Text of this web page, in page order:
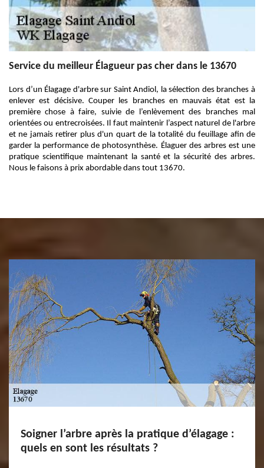
Service du meilleur Élagueur pas cher dans le 13670
Lors d’un Élagage d'arbre sur Saint Andiol, la sélection des branches à
enlever est décisive. Couper les branches en mauvais état est la
première chose à faire, suivie de l’enlèvement des branches mal
orientées ou entrecroisées. Il faut maintenir l’aspect naturel de l'arbre
et ne jamais retirer plus d'un quart de la totalité du feuillage afin de
garder la performance de photosynthèse. Élaguer des arbres est une
pratique scientifique maintenant la santé et la sécurité des arbres.
Nous le faisons à prix abordable dans tout 13670.
Soigner l’arbre après la pratique d’élagage :
quels en sont les résultats ?